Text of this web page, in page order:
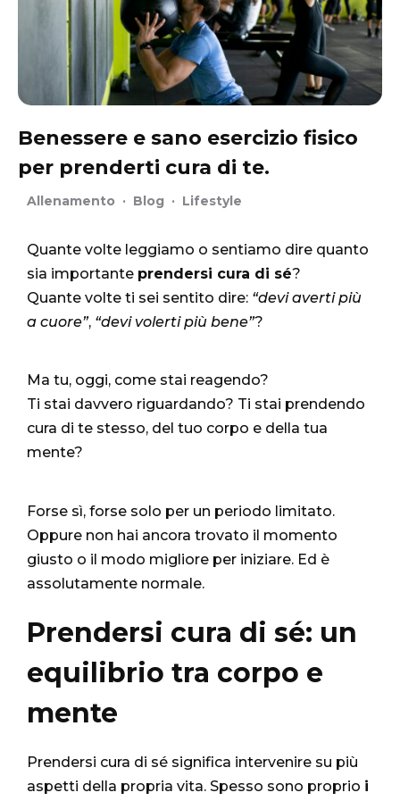
Benessere e sano esercizio fisico
per prenderti cura di te.
Allenamento · Blog · Lifestyle
Quante volte leggiamo o sentiamo dire quanto
sia importante prendersi cura di sé?
Quante volte ti sei sentito dire: “devi averti più
a cuore”, “devi volerti più bene”?
Ma tu, oggi, come stai reagendo?
Ti stai davvero riguardando? Ti stai prendendo
cura di te stesso, del tuo corpo e della tua
mente?
Forse sì, forse solo per un periodo limitato.
Oppure non hai ancora trovato il momento
giusto o il modo migliore per iniziare. Ed è
assolutamente normale.
Prendersi cura di sé: un
equilibrio tra corpo e
mente
Prendersi cura di sé significa intervenire su più
aspetti della propria vita. Spesso sono proprio i